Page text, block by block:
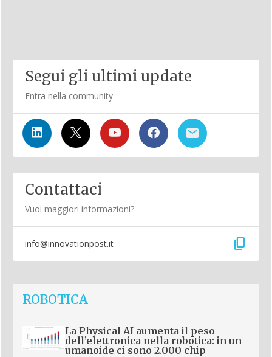
Segui gli ultimi update
Entra nella community
Contattaci
Vuoi maggiori informazioni?
info@innovationpost.it content_copy
ROBOTICA
La Physical AI aumenta il peso
dell’elettronica nella robotica: in un
umanoide ci sono 2.000 chip